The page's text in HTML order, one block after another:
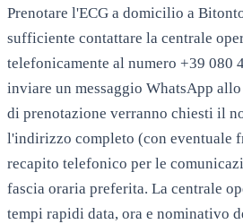
Prenotare l'ECG a domicilio a
sufficiente contattare la centrale
telefonicamente al numero +39 080
inviare un messaggio WhatsApp
di prenotazione verranno chiesti il
l'indirizzo completo (con eventuale
recapito telefonico per le
fascia oraria preferita. La centrale
tempi rapidi data, ora e nominativo